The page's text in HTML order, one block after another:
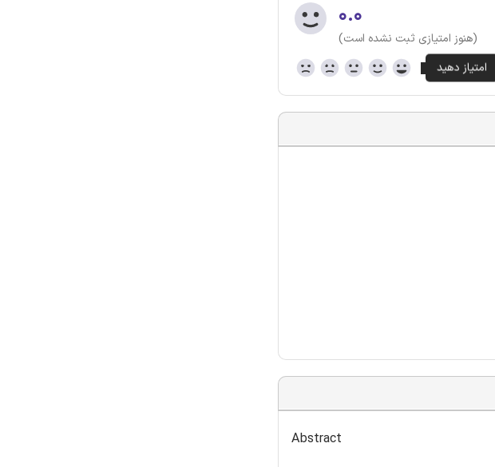
۰.۰
(هنوز امتیازی ثبت نشده است)
Abstract